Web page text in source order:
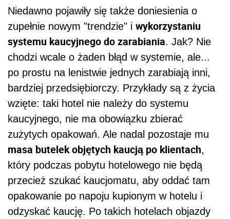
Niedawno pojawiły się także doniesienia o
zupełnie nowym "trendzie" i wykorzystaniu
systemu kaucyjnego do zarabiania. Jak? Nie
chodzi wcale o żaden błąd w systemie, ale...
po prostu na lenistwie jednych zarabiają inni,
bardziej przedsiębiorczy. Przykłady są z życia
wzięte: taki hotel nie należy do systemu
kaucyjnego, nie ma obowiązku zbierać
zużytych opakowań. Ale nadal pozostaje mu
masa butelek objętych kaucją po klientach,
który podczas pobytu hotelowego nie będą
przecież szukać kaucjomatu, aby oddać tam
opakowanie po napoju kupionym w hotelu i
odzyskać kaucję. Po takich hotelach objazdy